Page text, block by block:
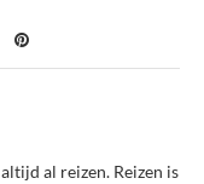
al reizen. Reizen is